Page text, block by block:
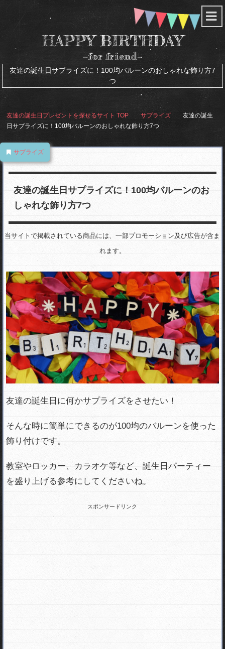
HAPPY BIRTHDAY
-for friend-
友達の誕生日サプライズに！100均バルーンのおしゃれな飾り方7
つ
友達の誕生日プレゼントを探せるサイト TOP サプライズ
友達の誕生
日サプライズに！100均バルーンのおしゃれな飾り方7つ
サプライズ
友達の誕生日サプライズに！100均バルーンのお
しゃれな飾り方7つ
当サイトで掲載されている商品には、一部プロモーション及び広告が含ま
れます。
友達の誕生日に何かサプライズをさせたい！
そんな時に簡単にできるのが100均のバルーンを使った
飾り付けです。
教室やロッカー、カラオケ等など、誕生日パーティー
を盛り上げる参考にしてくださいね。
スポンサードリンク